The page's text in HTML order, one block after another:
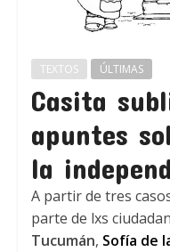
TEXTOS ÚLTIMAS
Casita
apuntes
la
A partir de tres
parte de lxs
Tucumán, Sofía de